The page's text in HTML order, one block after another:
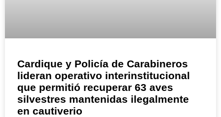
Cardique y Policía de Carabineros
lideran operativo interinstitucional
que permitió recuperar 63 aves
silvestres mantenidas ilegalmente
en cautiverio